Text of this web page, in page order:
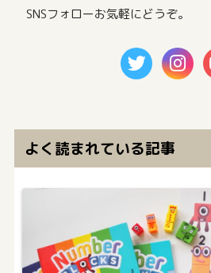
SNSフォローお気軽にどうぞ。
よく読まれている記事